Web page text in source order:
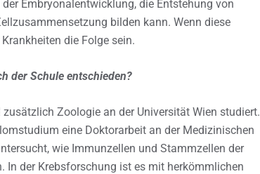
Embryonalentwicklung, die Entstehung von
bilden kann. Wenn diese
die Folge sein.
der Schule entschieden?
Zoologie an der Universität Wien studiert.
eine Doktorarbeit an der Medizinischen
wie Immunzellen und Stammzellen der
In der Krebsforschung ist es mit herkömmlichen